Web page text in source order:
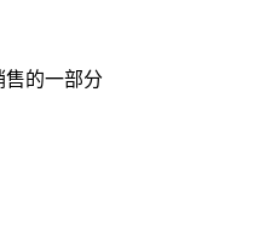
售的一部分